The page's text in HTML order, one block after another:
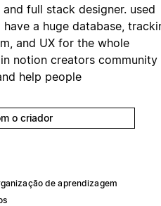
full stack designer. used
a huge database,
and UX for the whole
notion creators community
help people
o criador
de aprendizagem